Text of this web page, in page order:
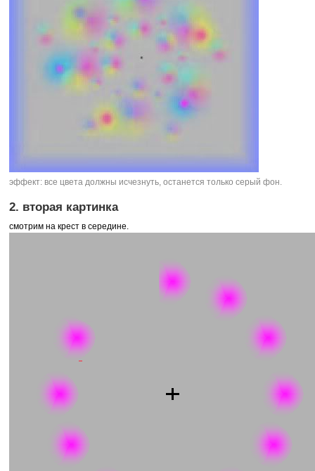
эффект: все цвета должны исчезнуть, останется только серый фон.
2. вторая картинка
смотрим на крест в середине.